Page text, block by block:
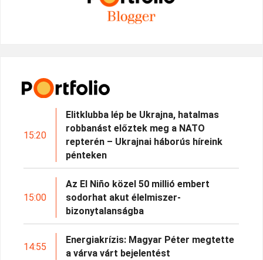
15:20
Elitklubba lép be Ukrajna, hatalmas
robbanást előztek meg a NATO
repterén – Ukrajnai háborús híreink
pénteken
15:00
Az El Niño közel 50 millió embert
sodorhat akut élelmiszer-
bizonytalanságba
14:55
Energiakrízis: Magyar Péter megtette
a várva várt bejelentést